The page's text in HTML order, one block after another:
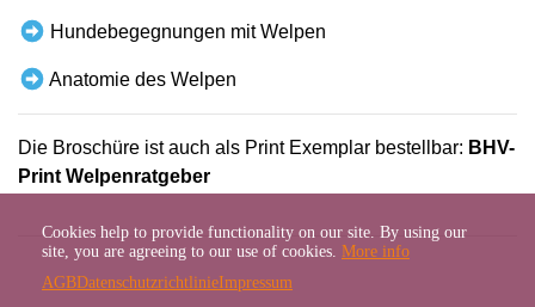
Hundebegegnungen mit Welpen
Anatomie des Welpen
Die Broschüre ist auch als Print Exemplar bestellbar: BHV-
Print Welpenratgeber
Cookies help to provide functionality on our site. By using our
site, you are agreeing to our use of cookies. More info
AGBDatenschutzrichtlinieImpressum